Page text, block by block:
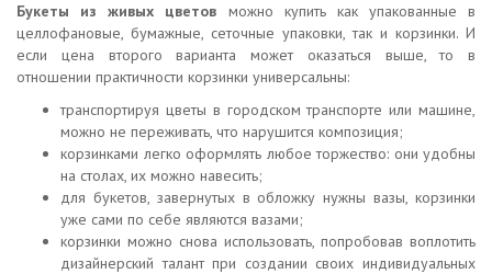
Букеты из живых цветов можно купить как упакованные в
целлофановые, бумажные, сеточные упаковки, так и корзинки. И
если цена второго варианта может оказаться выше, то в
отношении практичности корзинки универсальны:
транспортируя цветы в городском транспорте или машине,
можно не переживать, что нарушится композиция;
корзинками легко оформлять любое торжество: они удобны
на столах, их можно навесить;
для букетов, завернутых в обложку нужны вазы, корзинки
уже сами по себе являются вазами;
корзинки можно снова использовать, попробовав воплотить
дизайнерский талант при создании своих индивидуальных